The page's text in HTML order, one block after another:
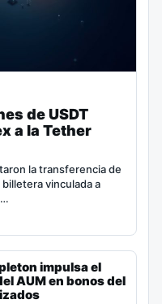
de USDT
a la Tether
la transferencia de
vinculada a
impulsa el
AUM en bonos del